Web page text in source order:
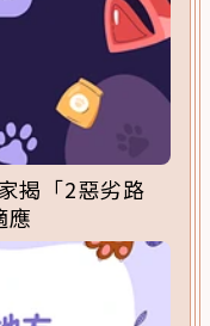
揭「2惡劣路
應